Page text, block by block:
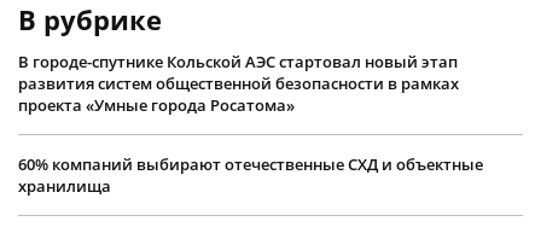
В рубрике
В городе-спутнике Кольской АЭС стартовал новый этап
развития систем общественной безопасности в рамках
проекта «Умные города Росатома»
60% компаний выбирают отечественные СХД и объектные
хранилища